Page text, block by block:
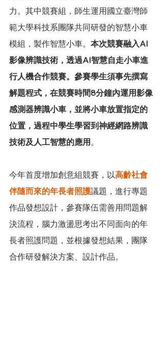
力。其中競賽組，師生運用國立臺灣師
範大學科技系團隊共同研發的智慧小車
模組，製作智慧小車。 本次競賽融入AI
影像辨識技術，透過AI智慧自走小車進
行人機合作競賽。參賽學生須事先撰寫
解題程式，在競賽時間8分鐘內運用影像
感測器辨識小車，並將小車放置指定的
位置，過程中學生學習到神經網路辨識
技術及人工智慧的應用 。
今年首度增加創意組競賽，以高齡社會
伴隨而來的年長者照護議題，進行專題
作品發想設計，參賽隊伍需善用問題解
決流程，腦力激盪思考出不同面向的年
長者照護問題，並根據發想結果，團隊
合作研發解決方案、設計作品。